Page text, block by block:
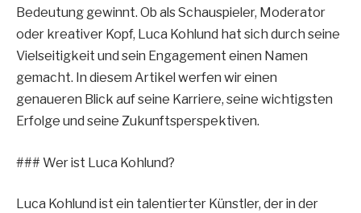
Bedeutung gewinnt. Ob als Schauspieler, Moderator
oder kreativer Kopf, Luca Kohlund hat sich durch seine
Vielseitigkeit und sein Engagement einen Namen
gemacht. In diesem Artikel werfen wir einen
genaueren Blick auf seine Karriere, seine wichtigsten
Erfolge und seine Zukunftsperspektiven.
### Wer ist Luca Kohlund?
Luca Kohlund ist ein talentierter Künstler, der in der